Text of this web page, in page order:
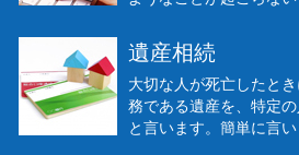
遺産相続
大切な人が死亡したと
務である遺産を、特定
と言います。簡単に言